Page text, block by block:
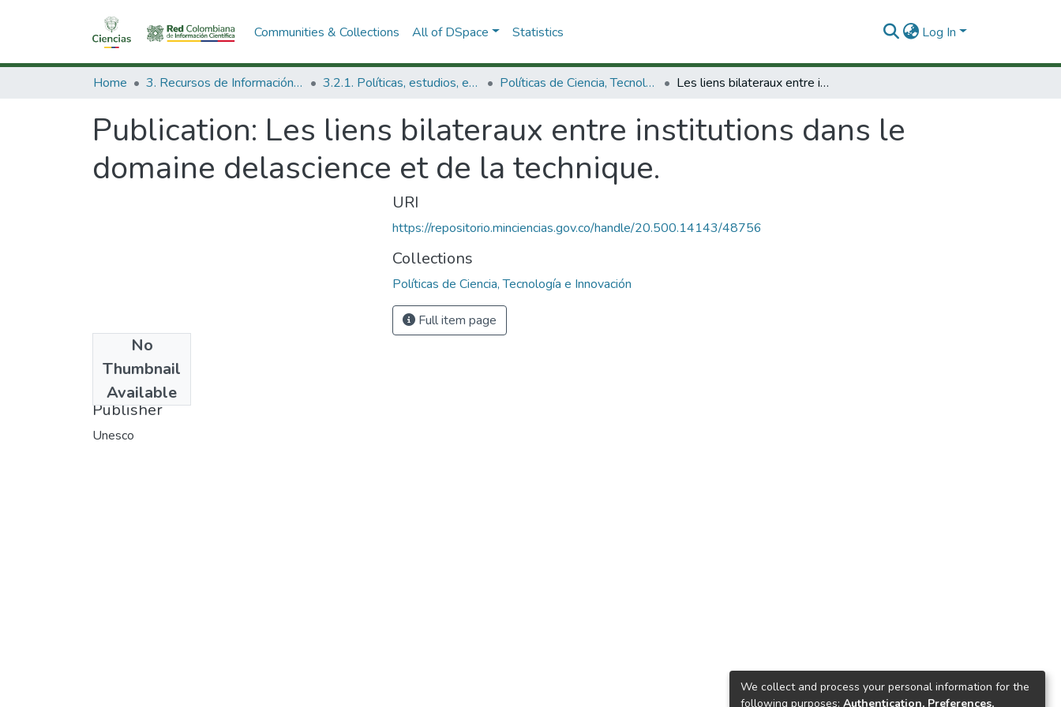
Communities & Collections All of DSpace Statistics Log In
Home 3. Recursos de Información Científica y Tecnológica 3.2.1. Políticas, estudios, evaluaciones e indicadores de CTeI Políticas de Ciencia, Tecnología e Innovación Les liens bilateraux entre institutions dans le domaine delascience et de la technique.
Publication: Les liens bilateraux entre institutions dans le
domaine delascience et de la technique.
No
Thumbnail
Available
1969
Publisher
Unesco
URI
https://repositorio.minciencias.gov.co/handle/20.500.14143/48756
Collections
Políticas de Ciencia, Tecnología e Innovación
Full item page
We collect and process your personal information for the
following purposes: Authentication, Preferences,